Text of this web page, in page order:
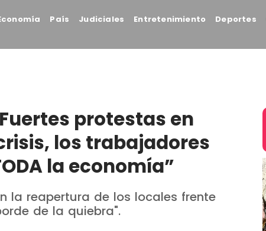
País Judiciales Entretenimiento Deportes
protestas en
los trabajadores
la economía”
la reapertura de los locales frente
de la quiebra".